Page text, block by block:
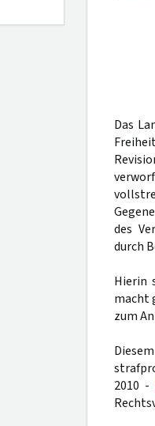
Das
des
durch
Hierin
macht
zum
2010 -